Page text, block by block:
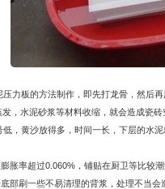
力板的方法制作，即先打龙骨，然
，水泥砂浆等材料收缩，就会造成瓷砖
，黄沙放得多，时间一长，下层的水泥
率超过0.060%，铺贴在厨卫等比较
部刷一些不易清理的背浆，处理不当